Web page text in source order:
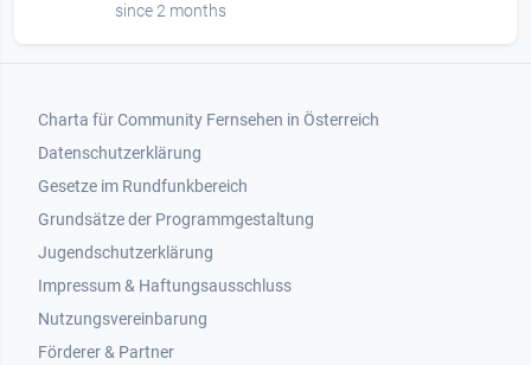
since 2 months
Footer 1
Charta für Community Fernsehen in Österreich
Datenschutzerklärung
Gesetze im Rundfunkbereich
Grundsätze der Programmgestaltung
Jugendschutzerklärung
Impressum & Haftungsausschluss
Nutzungsvereinbarung
Footer 2
Förderer & Partner